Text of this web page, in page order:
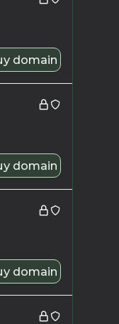
domain
domain
domain